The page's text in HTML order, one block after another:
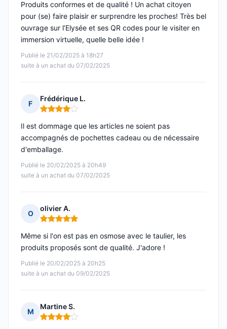
Publié le 21/02/2025 à 18h27
suite à un achat du 07/02/2025
Produits conformes et de qualité ! Un achat citoyen
pour (se) faire plaisir er surprendre les proches! Très bel
ouvrage sur l’Elysée et ses QR codes pour le visiter en
immersion virtuelle, quelle belle idée !
F
Frédérique L.
Note : 4 sur 5
Publié le 20/02/2025 à 20h49
suite à un achat du 07/02/2025
Il est dommage que les articles ne soient pas
accompagnés de pochettes cadeau ou de nécessaire
d'emballage.
O
olivier A.
Note : 5 sur 5
Publié le 20/02/2025 à 20h25
suite à un achat du 09/02/2025
Même si l'on est pas en osmose avec le taulier, les
produits proposés sont de qualité. J'adore !
M
Martine S.
Note : 4 sur 5